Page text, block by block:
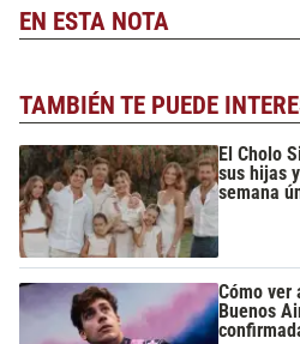
EN ESTA NOTA
TAMBIÉN TE PUEDE
El Cholo
sus hijas
semana
Cómo ver
Buenos